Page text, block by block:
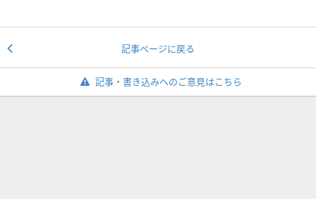
記事ページに戻る
記事・書き込みへのご意見はこちら